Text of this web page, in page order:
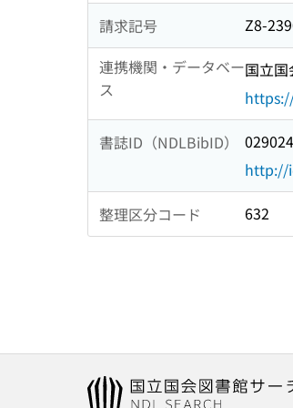
請求記号
Z8-
連携機関・データベー
ス
国立
書誌ID（NDLBibID）
http://
整理区分コード 632